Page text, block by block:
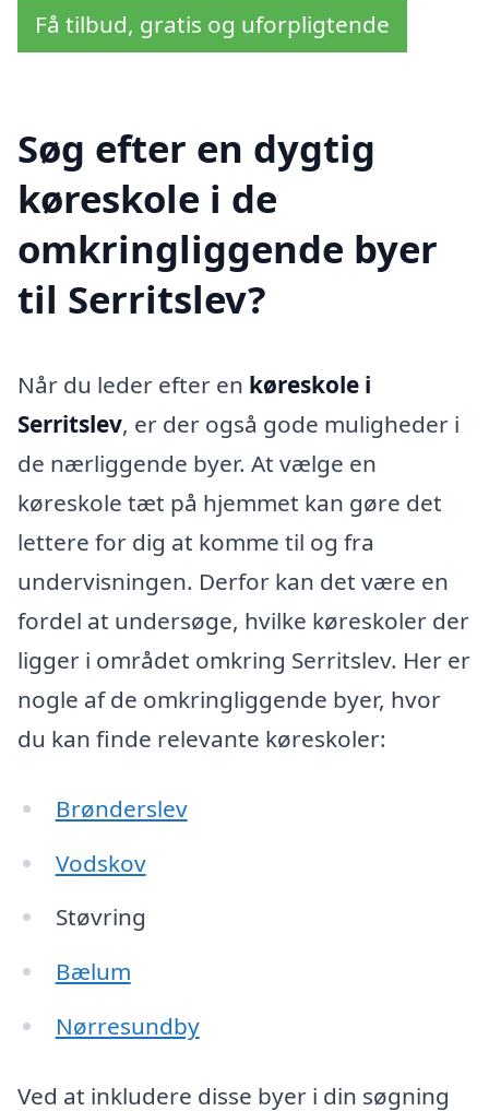
Få tilbud, gratis og uforpligtende
Søg efter en dygtig
køreskole i de
omkringliggende byer
til Serritslev?
Når du leder efter en køreskole i
Serritslev, er der også gode muligheder i
de nærliggende byer. At vælge en
køreskole tæt på hjemmet kan gøre det
lettere for dig at komme til og fra
undervisningen. Derfor kan det være en
fordel at undersøge, hvilke køreskoler der
ligger i området omkring Serritslev. Her er
nogle af de omkringliggende byer, hvor
du kan finde relevante køreskoler:
Brønderslev
Vodskov
Støvring
Bælum
Nørresundby
Ved at inkludere disse byer i din søgning